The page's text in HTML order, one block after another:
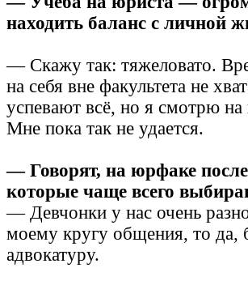
находить баланс с личной
— Скажу так: тяжеловато.
на себя вне факультета не
успевают всё, но я смотрю
Мне пока так не удается.
— Говорят, на юрфаке
которые чаще всего
— Девчонки у нас очень
моему кругу общения, то да,
адвокатуру.